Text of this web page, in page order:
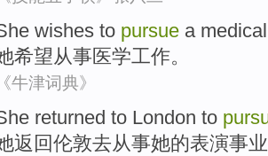
wishes to pursue a medical
希望从事医学工作。
《牛津词典》
returned to London to
返回伦敦去从事她的表演事业